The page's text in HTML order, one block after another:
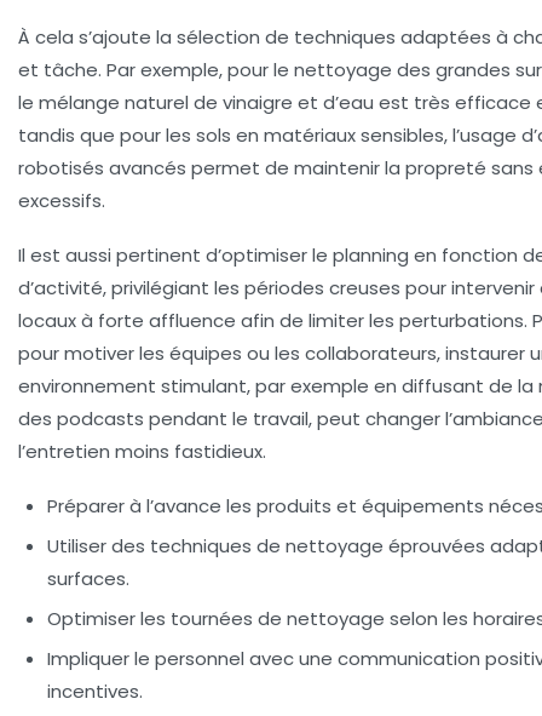
À cela s’ajoute la sélection de techniques adaptées à
et tâche. Par exemple, pour le nettoyage des grandes
le mélange naturel de vinaigre et d’eau est très efficace
tandis que pour les sols en matériaux sensibles, l’usage
robotisés avancés permet de maintenir la propreté
excessifs.
Il est aussi pertinent d’optimiser le planning en fonction
d’activité, privilégiant les périodes creuses pour intervenir
locaux à forte affluence afin de limiter les perturbations.
pour motiver les équipes ou les collaborateurs, instaurer
environnement stimulant, par exemple en diffusant de la
des podcasts pendant le travail, peut changer
l’entretien moins fastidieux.
Préparer à l’avance les produits et équipements
Utiliser des techniques de nettoyage éprouvées
surfaces.
Optimiser les tournées de nettoyage selon les
Impliquer le personnel avec une communication
incentives.